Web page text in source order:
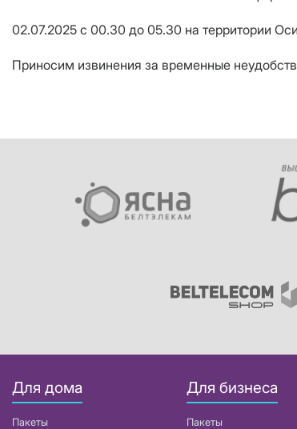
02.07.2025 с 00.30 до 05.30 на территории
Приносим извинения за временные
Для дома
Пакеты
Для бизнеса
Пакеты